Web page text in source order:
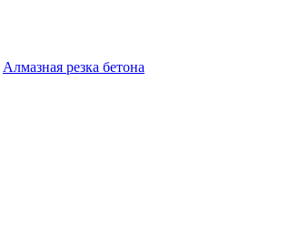
Алмазная резка бетона